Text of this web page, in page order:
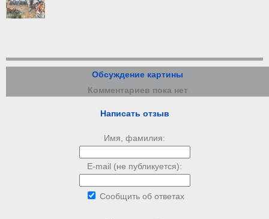
Обсуждение картины
Комментариев пока нет
Написать отзыв
Имя, фамилия:
E-mail (не публикуется):
Сообщить об ответах